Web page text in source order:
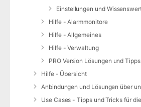
Hilfe - Alarmmonitore
Hilfe - Allgemeines
Hilfe - Verwaltung
PRO Version Lösungen und Tipps
Hilfe - Übersicht